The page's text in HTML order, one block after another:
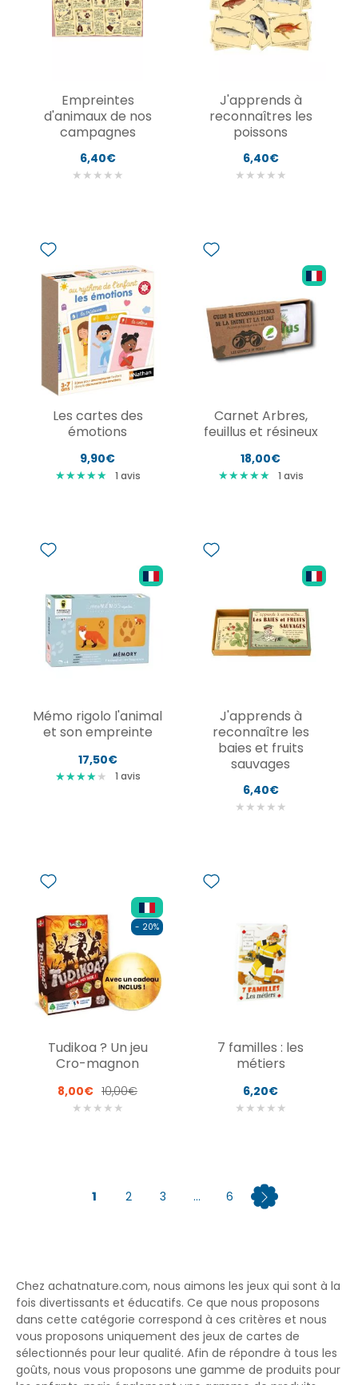
Empreintes
d'animaux de nos
campagnes
6,40€
★ ★ ★ ★ ★
J'apprends à
reconnaîtres les
poissons
6,40€
★ ★ ★ ★ ★
Les cartes des
émotions
9,90€
★★★★★
★★★★★ 1 avis
Carnet Arbres,
feuillus et résineux
18,00€
★★★★★
★★★★★ 1 avis
Mémo rigolo l'animal
et son empreinte
17,50€
★★★★
★★★★★ 1 avis
J'apprends à
reconnaître les
baies et fruits
sauvages
6,40€
★ ★ ★ ★ ★
- 20%
Tudikoa ? Un jeu
Cro-magnon
8,00€ 10,00€
★ ★ ★ ★ ★
7 familles : les
métiers
6,20€
★ ★ ★ ★ ★
1 2 3 ... 6
Chez achatnature.com, nous aimons les jeux qui sont à la
fois divertissants et éducatifs. Ce que nous proposons
dans cette catégorie correspond à ces critères et nous
vous proposons uniquement des jeux de cartes de
sélectionnés pour leur qualité. Afin de répondre à tous les
goûts, nous vous proposons une gamme de produits pour